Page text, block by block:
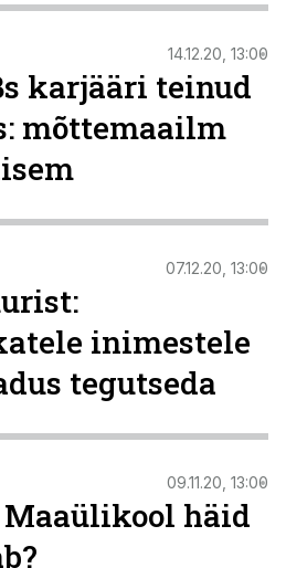
14.12.20, 13:00
karjääri teinud
mõttemaailm
07.12.20, 13:00
inimestele
tegutseda
09.11.20, 13:00
häid